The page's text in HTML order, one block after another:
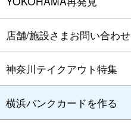
店舗/施設さまお問い合わせ
神奈川テイクアウト特集
横浜バンクカードを作る